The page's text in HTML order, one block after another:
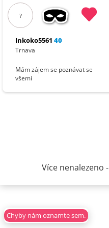
Chyby nám oznamte sem.
?
Inkoko5561 40
Trnava
Mám zájem se poznávat se
všemi
Více nenalezeno -